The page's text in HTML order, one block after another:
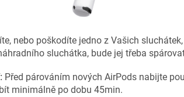
nebo poškodíte jedno z Vašich
sluchátka, bude jej třeba
Před párováním nových AirPods nabijte
minimálně po dobu 45min.